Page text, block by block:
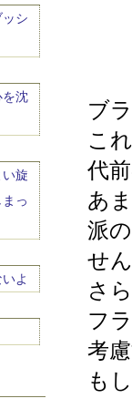
シ
を沈
旋
っ
よ
ブ
こ
代
あ
派
せ
さ
フ
考
も